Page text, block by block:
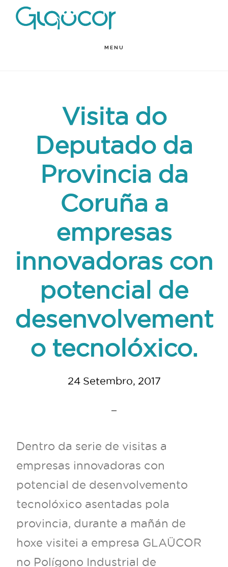
Skip
MENU
Visita do
Deputado da
Provincia da
Coruña a
empresas
innovadoras con
potencial de
desenvolvement
o tecnolóxico.
24 Setembro, 2017
Dentro da serie de visitas a
empresas innovadoras con
potencial de desenvolvemento
tecnolóxico asentadas pola
provincia, durante a mañán de
hoxe visitei a empresa GLAÜCOR
no Polígono Industrial de